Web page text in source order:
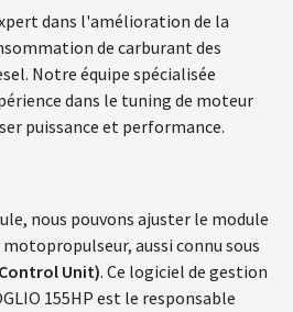
dans l'amélioration de la
de carburant des
Notre équipe spécialisée
dans le tuning de moteur
puissance et performance.
nous pouvons ajuster le module
aussi connu sous
Control Unit). Ce logiciel de gestion
155HP est le responsable